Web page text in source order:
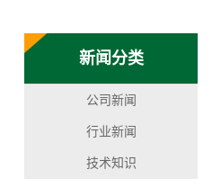
新闻分类
公司新闻
行业新闻
技术知识